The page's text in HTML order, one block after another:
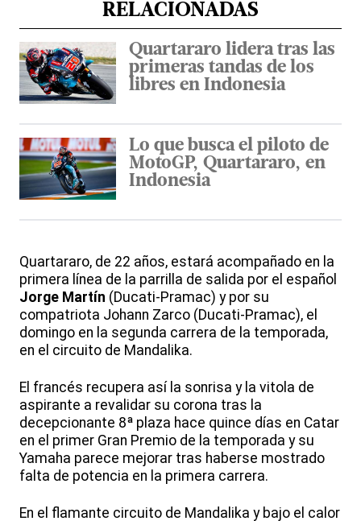
RELACIONADAS
Quartararo lidera tras las
primeras tandas de los
libres en Indonesia
Lo que busca el piloto de
MotoGP, Quartararo, en
Indonesia
Quartararo, de 22 años, estará acompañado en la
primera línea de la parrilla de salida por el español
Jorge Martín (Ducati-Pramac) y por su
compatriota Johann Zarco (Ducati-Pramac), el
domingo en la segunda carrera de la temporada,
en el circuito de Mandalika.
El francés recupera así la sonrisa y la vitola de
aspirante a revalidar su corona tras la
decepcionante 8ª plaza hace quince días en Catar
en el primer Gran Premio de la temporada y su
Yamaha parece mejorar tras haberse mostrado
falta de potencia en la primera carrera.
En el flamante circuito de Mandalika y bajo el calor